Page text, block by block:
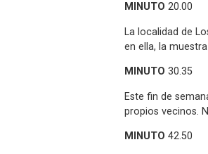
MINUTO 20.00
La localidad de
en ella, la
MINUTO 30.35
Este fin de
propios vecinos.
MINUTO 42.50